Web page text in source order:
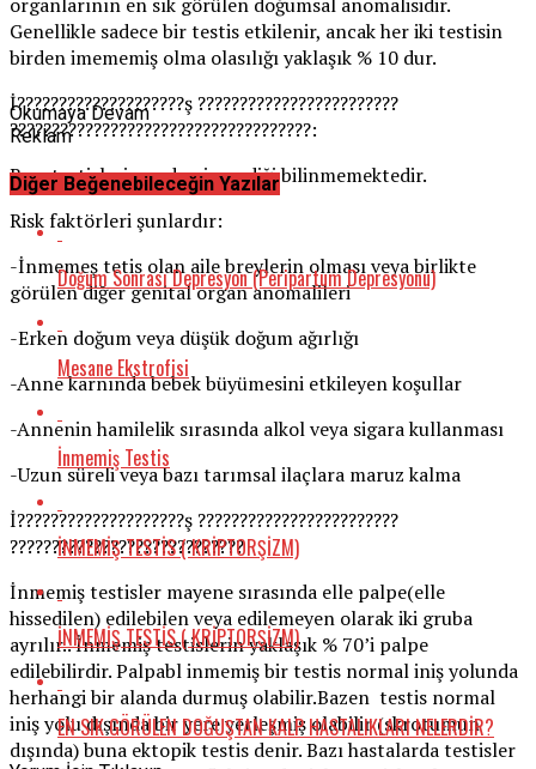
Genellikle sadece bir testis etkilenir, ancak her iki testisin
birden imememiş olma olasılığı yaklaşık % 10 dur.
İ????????????????????ş ????????????????????????
????????????????????????????????????:
Bazı testislerin neden inmediği bilinmemektedir.
Risk faktörleri şunlardır:
-İnmemeş tetis olan aile breylerin olması veya birlikte
görülen diğer genital organ anomalileri
-Erken doğum veya düşük doğum ağırlığı
-Anne karnında bebek büyümesini etkileyen koşullar
-Annenin hamilelik sırasında alkol veya sigara kullanması
-Uzun süreli veya bazı tarımsal ilaçlara maruz kalma
İ????????????????????ş ????????????????????????
????????????????????????????
İnmemiş testisler mayene sırasında elle palpe(elle
hissedilen) edilebilen veya edilemeyen olarak iki gruba
ayrılır.. İnmemiş testislerin yaklaşık % 70’i palpe
edilebilirdir. Palpabl inmemiş bir testis normal iniş yolunda
herhangi bir alanda durmuş olabilir.Bazen testis normal
iniş yolu dışında bir yere yerleşmiş olabilir (skrotumun
dışında) buna ektopik testis denir. Bazı hastalarda testisler
Okumaya Devam
Reklam
Diğer Beğenebileceğin Yazılar
Doğum Sonrası Depresyon (Peripartum Depresyonu)
Mesane Ekstrofisi
İnmemiş Testis
İNMEMİŞ TESTİS ( KRİPTORŞİZM)
İNMEMİŞ TESTİS ( KRİPTORŞİZM)
EN SIK GÖRÜLEN DOĞUŞTAN KALP HASTALIKLARI NELERDİR?